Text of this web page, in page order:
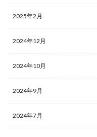
2025年2月
2024年12月
2024年10月
2024年9月
2024年7月